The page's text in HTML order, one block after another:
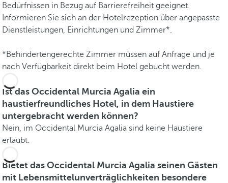
Bedürfnissen in Bezug auf Barrierefreiheit geeignet.
Informieren Sie sich an der Hotelrezeption über angepasste
Dienstleistungen, Einrichtungen und Zimmer*.
*Behindertengerechte Zimmer müssen auf Anfrage und je
nach Verfügbarkeit direkt beim Hotel gebucht werden.
Ist das Occidental Murcia Agalia ein
haustierfreundliches Hotel, in dem Haustiere
untergebracht werden können?
Nein, im Occidental Murcia Agalia sind keine Haustiere
erlaubt.
Bietet das Occidental Murcia Agalia seinen Gästen
mit Lebensmittelunverträglichkeiten besondere